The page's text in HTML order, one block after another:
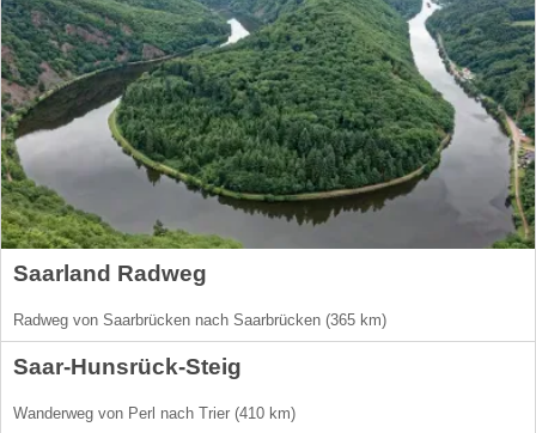
Saarland Radweg
Radweg von Saarbrücken nach Saarbrücken (365 km)
Saar-Hunsrück-Steig
Wanderweg von Perl nach Trier (410 km)